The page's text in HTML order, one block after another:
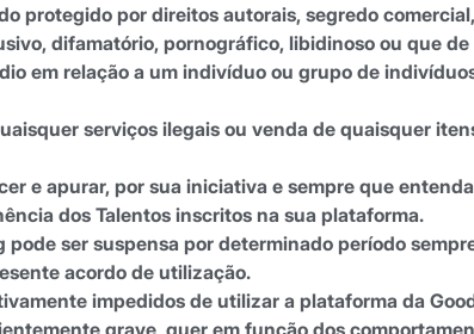
protegido por direitos autorais, segredo
difamatório, pornográfico, libidinoso ou que
em relação a um indivíduo ou grupo de
serviços ilegais ou venda de quaisquer
e apurar, por sua iniciativa e sempre que
dos Talentos inscritos na sua plataforma.
ser suspensa por determinado período
acordo de utilização.
impedidos de utilizar a plataforma da
grave, quer em função dos